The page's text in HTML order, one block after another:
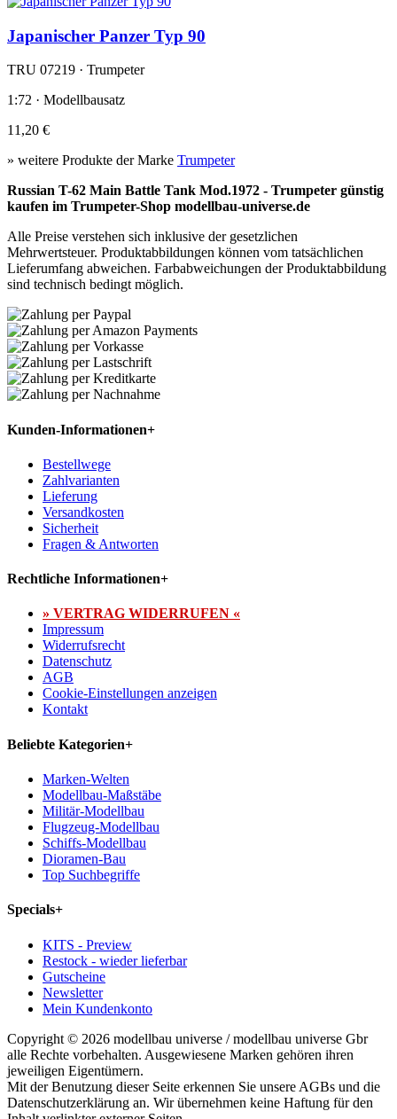
Japanischer Panzer Typ 90
TRU 07219 · Trumpeter
1:72 · Modellbausatz
11,20 €
» weitere Produkte der Marke Trumpeter
Russian T-62 Main Battle Tank Mod.1972 - Trumpeter günstig
kaufen im Trumpeter-Shop modellbau-universe.de
Alle Preise verstehen sich inklusive der gesetzlichen
Mehrwertsteuer. Produktabbildungen können vom tatsächlichen
Lieferumfang abweichen. Farbabweichungen der Produktabbildung
sind technisch bedingt möglich.
Kunden-Informationen+
Bestellwege
Zahlvarianten
Lieferung
Versandkosten
Sicherheit
Fragen & Antworten
Rechtliche Informationen+
» VERTRAG WIDERRUFEN «
Impressum
Widerrufsrecht
Datenschutz
AGB
Cookie-Einstellungen anzeigen
Kontakt
Beliebte Kategorien+
Marken-Welten
Modellbau-Maßstäbe
Militär-Modellbau
Flugzeug-Modellbau
Schiffs-Modellbau
Dioramen-Bau
Top Suchbegriffe
Specials+
KITS - Preview
Restock - wieder lieferbar
Gutscheine
Newsletter
Mein Kundenkonto
Copyright © 2026 modellbau universe / modellbau universe Gbr
alle Rechte vorbehalten. Ausgewiesene Marken gehören ihren
jeweiligen Eigentümern.
Mit der Benutzung dieser Seite erkennen Sie unsere AGBs und die
Datenschutzerklärung an. Wir übernehmen keine Haftung für den